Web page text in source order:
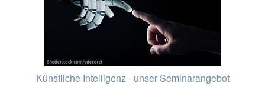
Künstliche Intelligenz - unser Seminarangebot